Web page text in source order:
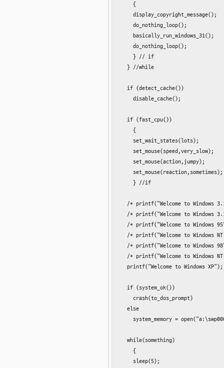
    {
    display_copyright_message();
    do_nothing_loop();
    basically_run_windows_31();
    do_nothing_loop();
    } // if
  } //while
  if (detect_cache())
    disable_cache();
  if (fast_cpu())
    {
    set_wait_states(lots);
    set_mouse(speed,very_slow);
    set_mouse(action,jumpy);
    set_mouse(reaction,sometimes);
    } //if
/* printf("Welcome to Windows
/* printf("Welcome to Windows
/* printf("Welcome to Windows
/* printf("Welcome to Windows
/* printf("Welcome to Windows
/* printf("Welcome to Windows
  printf("Welcome to Windows XP");
  if (system_ok())
    crash(to_dos_prompt)
  else
system_memory =
  while(something)
    {
    sleep(5);